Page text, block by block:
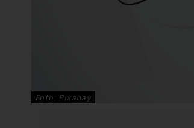
Foto: Pixabay